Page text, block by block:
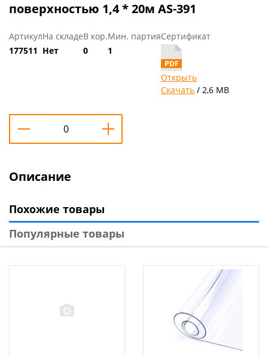
поверхностью 1,4 * 20м AS-391
Артикул
177511
На складе
Нет
В кор.
0
Мин. партия
1
Сертификат
Открыть
Скачать / 2,6 MB
Описание
Похожие товары
Популярные товары